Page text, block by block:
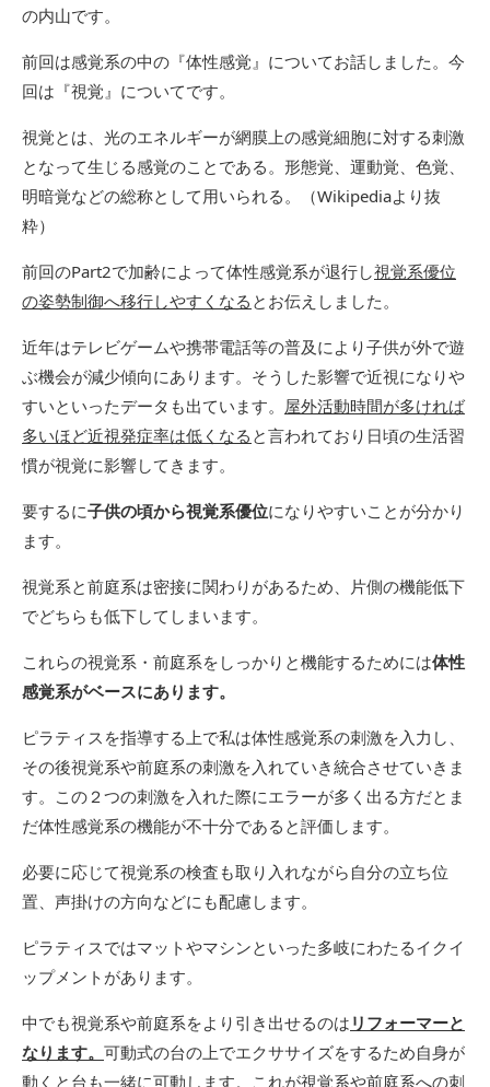
の内山です。
前回は感覚系の中の『体性感覚』についてお話しました。今
回は『視覚』についてです。
視覚とは、光のエネルギーが網膜上の感覚細胞に対する刺激
となって生じる感覚のことである。形態覚、運動覚、色覚、
明暗覚などの総称として用いられる。（Wikipediaより抜
粋）
前回のPart2で加齢によって体性感覚系が退行し視覚系優位
の姿勢制御へ移行しやすくなる とお伝えしました。
近年はテレビゲームや携帯電話等の普及により子供が外で遊
ぶ機会が減少傾向にあります。そうした影響で近視になりや
すいといったデータも出ています。 屋外活動時間が多ければ
多いほど近視発症率は低くなる と言われており日頃の生活習
慣が視覚に影響してきます。
要するに子供の頃から視覚系優位になりやすいことが分かり
ます。
視覚系と前庭系は密接に関わりがあるため、片側の機能低下
でどちらも低下してしまいます。
これらの視覚系・前庭系をしっかりと機能するためには体性
感覚系がベースにあります。
ピラティスを指導する上で私は体性感覚系の刺激を入力し、
その後視覚系や前庭系の刺激を入れていき統合させていきま
す。この２つの刺激を入れた際にエラーが多く出る方だとま
だ体性感覚系の機能が不十分であると評価します。
必要に応じて視覚系の検査も取り入れながら自分の立ち位
置、声掛けの方向などにも配慮します。
ピラティスではマットやマシンといった多岐にわたるイクイ
ップメントがあります。
中でも視覚系や前庭系をより引き出せるのは リフォーマーと
なります。 可動式の台の上でエクササイズをするため自身が
動くと台も一緒に可動します。これが視覚系や前庭系への刺